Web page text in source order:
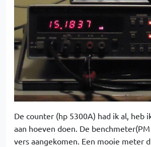
De counter (hp 5300A) had ik al, heb
aan hoeven doen. De
vers aangekomen. Een mooie meter